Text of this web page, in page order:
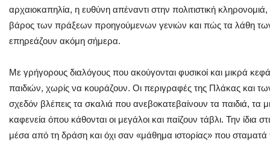
αρχαιοκαπηλία, η ευθύνη απέναντι στην πολιτιστική
βάρος των πράξεων προηγούμενων γενιών και πώς τα λάθη
επηρεάζουν ακόμη σήμερα.
Με γρήγορους διαλόγους που ακούγονται φυσικοί και μικρά
παιδιών, χωρίς να κουράζουν. Οι περιγραφές της Πλάκας και
σχεδόν βλέπεις τα σκαλιά που ανεβοκατεβαίνουν τα παιδιά, τα
καφενεία όπου κάθονται οι μεγάλοι και παίζουν τάβλι. Την ίδια
μέσα από τη δράση και όχι σαν «μάθημα ιστορίας» που σταματά